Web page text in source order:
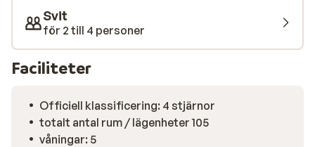
huvudgatan där du kan köpa en glass på de små
glassbarerna, hitta dina semesterminnen i
souvenirbutiker eller slå dig ner på en av de många
restaurangerna som serverar ett bra urval av utsökta
portugisiska rätter och även mer internationella
kasino där du kan prova lyckan.
Svit
för 2 till 4 personer
Faciliteter
Officiell klassificering: 4 stjärnor
totalt antal rum / lägenheter 105
våningar: 5